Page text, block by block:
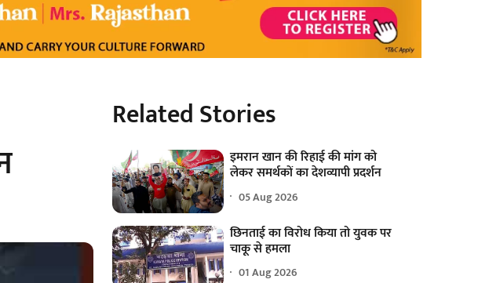
Related Stories
इमरान खान की रिहाई की मांग को
लेकर समर्थकों का देशव्यापी प्रदर्शन
05 Aug 2026
छिनताई का विरोध किया तो युवक पर
चाकू से हमला
01 Aug 2026